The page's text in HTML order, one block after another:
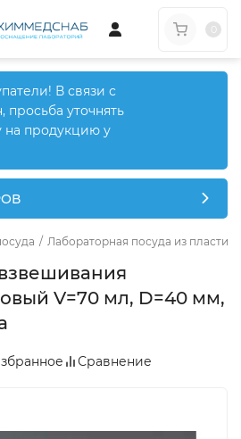
В связи с
уточнять
на продукцию у
/ Лабораторная посуда из пластика
V=70 мл, D=40 мм,
Сравнение